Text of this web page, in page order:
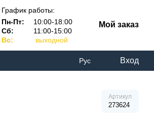
График работы:
Пн-Пт:
10:00-18:00
Сб:
11:00-15:00
Вс:
выходной
Мой заказ
Рус Вход
Артикул
273624